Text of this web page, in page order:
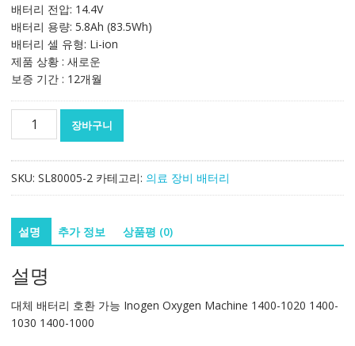
격:
369,189₩265,095₩
배터리 전압: 14.4V
배터리 용량: 5.8Ah (83.5Wh)
배터리 셀 유형: Li-ion
제품 상황 : 새로운
보증 기간 : 12개월
리
환
가
Inogen
Oxygen
Machine
1400-
장바구니
SKU: SL80005-2 카테고리: 의료 장비 배터리
설명 추가 정보 상품평 (0)
설명
대체 배터리 호환 가능 Inogen Oxygen Machine 1400-1020 1400-
1030 1400-1000